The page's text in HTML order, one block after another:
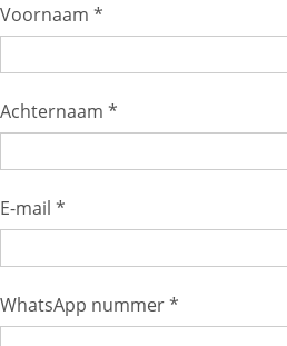
Voornaam *
Achternaam *
E-mail *
WhatsApp nummer *